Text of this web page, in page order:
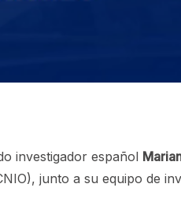
investigador español
junto a su equipo de